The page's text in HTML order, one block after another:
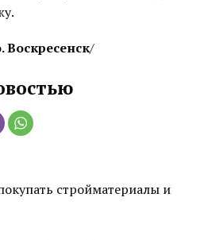
/
стройматериалы и